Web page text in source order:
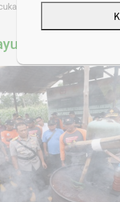
kayu, setelah itu